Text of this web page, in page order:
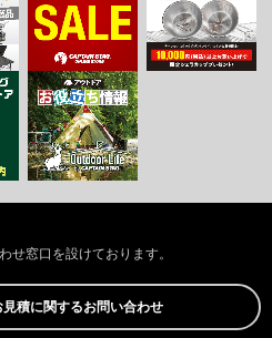
せ窓口を設けております。
積に関するお問い合わせ